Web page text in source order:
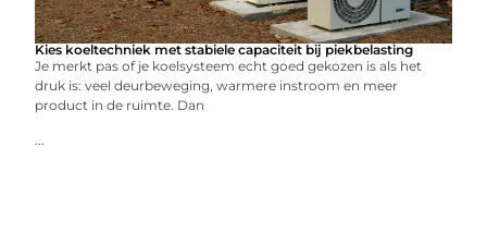
Kies koeltechniek met stabiele capaciteit bij piekbelasting
Je merkt pas of je koelsysteem echt goed gekozen is als het
druk is: veel deurbeweging, warmere instroom en meer
product in de ruimte. Dan
...